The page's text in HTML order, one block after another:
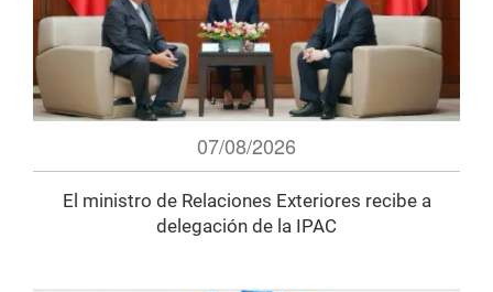
07/08/2026
El ministro de Relaciones Exteriores recibe a
delegación de la IPAC